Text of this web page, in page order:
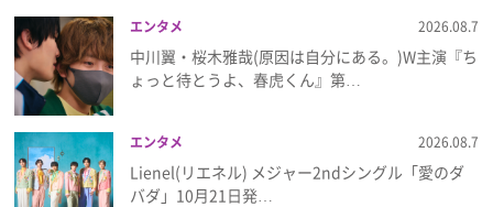
エンタメ 2026.08.7
中川翼・桜木雅哉(原因は自分にある。)W主演『ち
ょっと待とうよ、春虎くん』第…
エンタメ 2026.08.7
Lienel(リエネル) メジャー2ndシングル「愛のダ
バダ」10月21日発…